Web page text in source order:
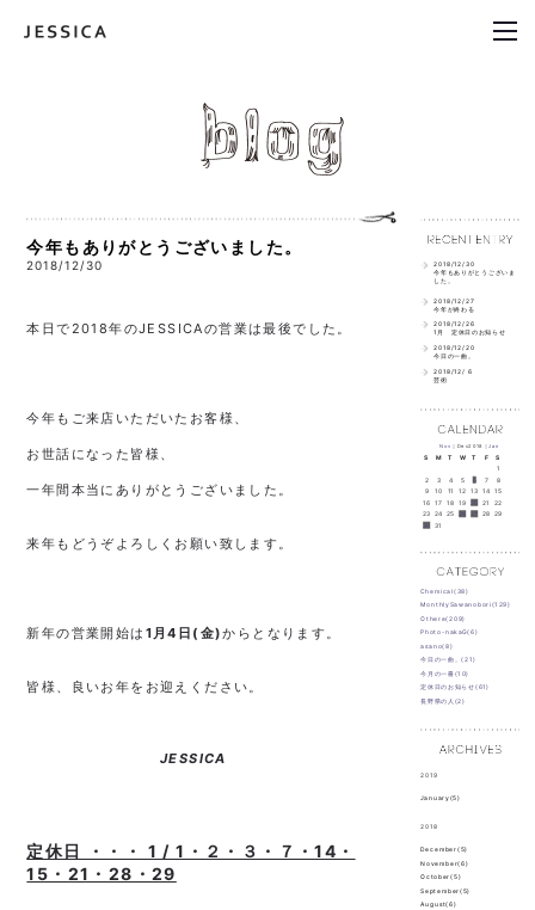
今年もありがとうございました。
2018/12/30
本日で2018年のJESSICAの営業は最後でした。
今年もご来店いただいたお客様、
お世話になった皆様、
一年間本当にありがとうございました。
来年もどうぞよろしくお願い致します。
新年の営業開始は 1月4日(金)からとなります。
皆様、良いお年をお迎えください。
JESSICA
定休日 ・・・ 1 / 1・２・３・７・14・
15・21・28・29
2018/12/30
今年もありがとうございま
した。
2018/12/27
今年が終わる
2018/12/26
1月 定休日のお知らせ
2018/12/20
今日の一曲。
2018/12/ 6
芸術
Nov ｜Dec2018｜Jan
S M T W T F
S
1
2
3 4 5 7
8
9
10 11 12 13 14
15
16
17 18 19 21
22
23
24 25 26 27 28
29
31
Chemical(38)
MonthlySawanobori(129)
Othere(209)
Photo-nakaG(6)
asano(8)
今日の一曲。(21)
今月の一冊(10)
定休日のお知らせ(61)
長野県の人(2)
2019
January(5)
2018
December(5)
November(6)
October(5)
September(5)
August(6)